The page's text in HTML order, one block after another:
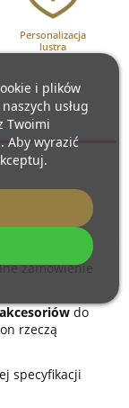
Personalizacja
lustra
zamówienie
do
rzeczą
specyfikacji
i plików
usług
Twoimi
Aby wyrazić